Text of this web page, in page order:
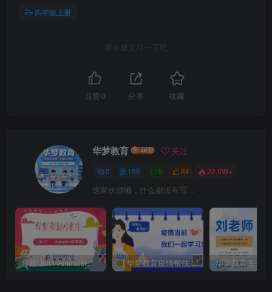
四年级上册
喜欢就支持一下吧
点赞 0 分享 收藏
华梦教育 关注
0 166 0 84 22.5W+
这家伙很懒，什么都没有写...
音频Unit1-Animals(动物类) 【华梦教育疫情帮扶名单】和课堂截图 华梦教育怎么样